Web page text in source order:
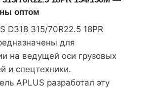
оптом
D318 315/70R22.5 18PR
для
на ведущей оси грузовых
и спецтехники.
APLUS разработал эту